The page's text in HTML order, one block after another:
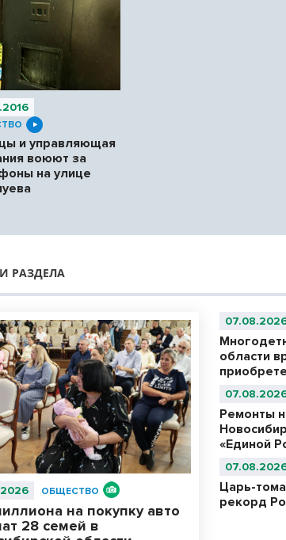
и управляющая
воюют за
на улице
РАЗДЕЛА
ОБЩЕСТВО
на покупку авто
28 семей в
области
Ремонты
«Единой
Царь-
рекорд